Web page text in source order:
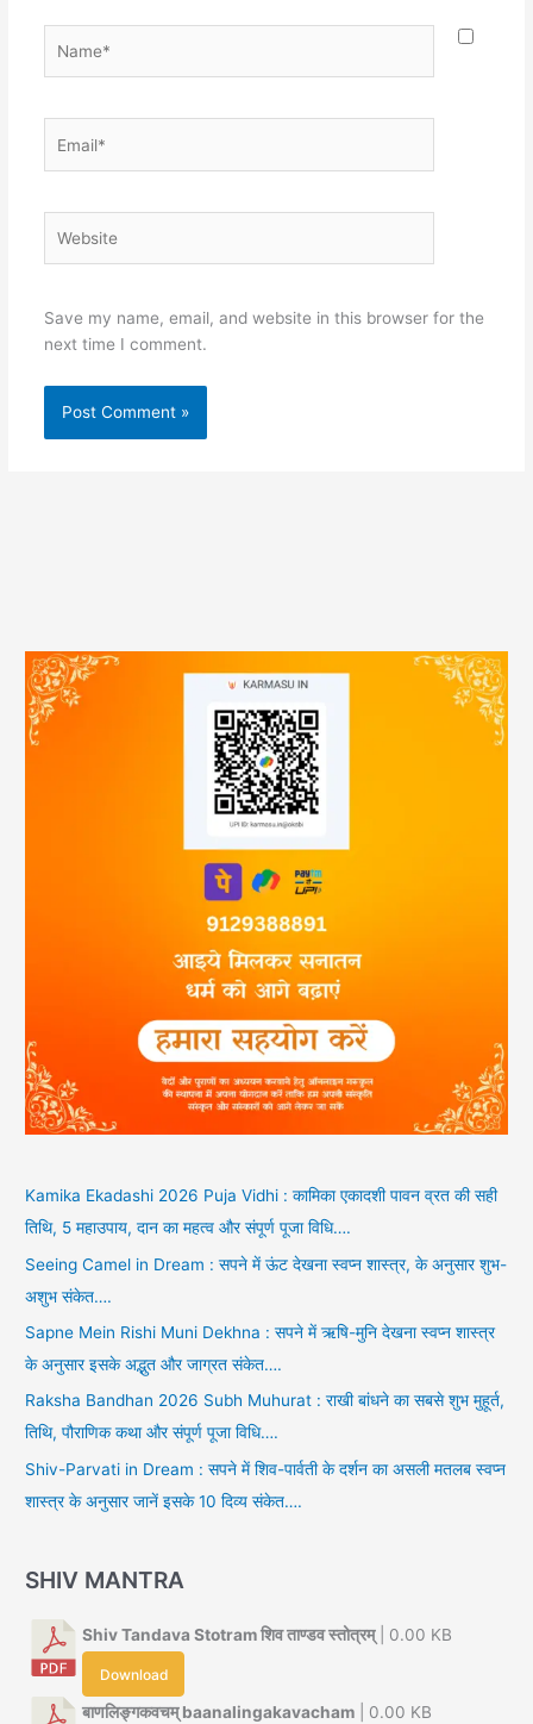
Save my name, email, and website in this browser for the
next time I comment.
Kamika Ekadashi 2026 Puja Vidhi : कामिका एकादशी पावन व्रत की सही
तिथि, 5 महाउपाय, दान का महत्व और संपूर्ण पूजा विधि….
Seeing Camel in Dream : सपने में ऊंट देखना स्वप्न शास्त्र, के अनुसार शुभ-
अशुभ संकेत….
Sapne Mein Rishi Muni Dekhna : सपने में ऋषि-मुनि देखना स्वप्न शास्त्र
के अनुसार इसके अद्भुत और जाग्रत संकेत….
Raksha Bandhan 2026 Subh Muhurat : राखी बांधने का सबसे शुभ मुहूर्त,
तिथि, पौराणिक कथा और संपूर्ण पूजा विधि….
Shiv-Parvati in Dream : सपने में शिव-पार्वती के दर्शन का असली मतलब स्वप्न
शास्त्र के अनुसार जानें इसके 10 दिव्य संकेत….
SHIV MANTRA
Shiv Tandava Stotram शिव ताण्डव स्तोत्रम्| 0.00 KB
Download
बाणलिङ्गकवचम् baanalingakavacham | 0.00 KB